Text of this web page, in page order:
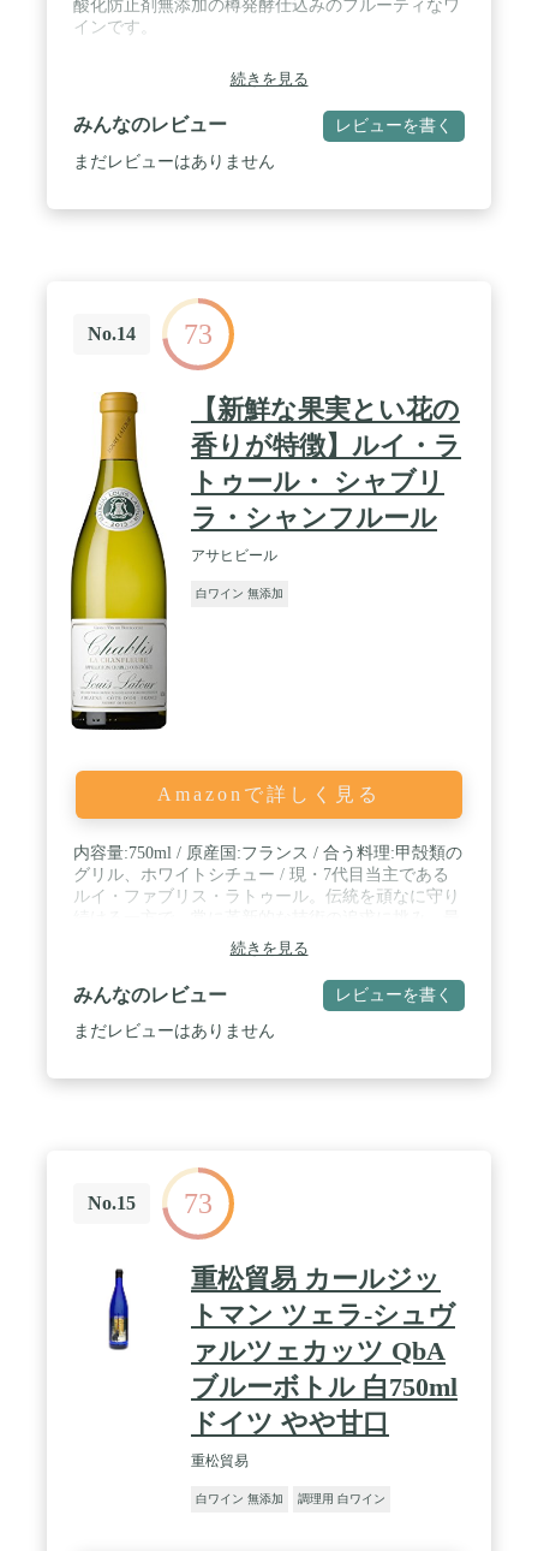
酸化防止剤無添加の樽発酵仕込みのフルーティなワ
インです。
続きを見る
みんなのレビュー レビューを書く
まだレビューはありません
No.14 73
【新鮮な果実とい花の
香りが特徴】ルイ・ラ
トゥール・ シャブリ
ラ・シャンフルール
アサヒビール
白ワイン 無添加
Amazonで詳しく見る
内容量:750ml / 原産国:フランス / 合う料理:甲殻類の
グリル、ホワイトシチュー / 現・7代目当主である
ルイ・ファブリス・ラトゥール。伝統を頑なに守り
新のワインづくりに取り組んでいます。
続きを見る
みんなのレビュー レビューを書く
まだレビューはありません
No.15 73
重松貿易 カールジッ
トマン ツェラ-シュヴ
ァルツェカッツ QbA
ブルーボトル 白750ml
ドイツ やや甘口
重松貿易
白ワイン 無添加 調理用 白ワイン